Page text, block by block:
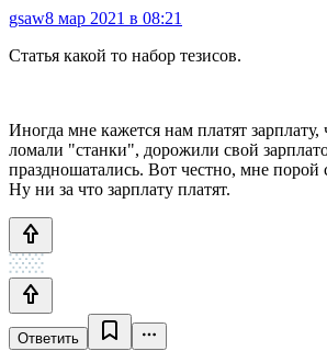
gsaw8 мар 2021 в 08:21
Статья какой то набор тезисов.
Иногда мне кажется нам платят
ломали "станки", дорожили свой
праздношатались. Вот честно, мне порой
Ну ни за что зарплату платят.
Ответить